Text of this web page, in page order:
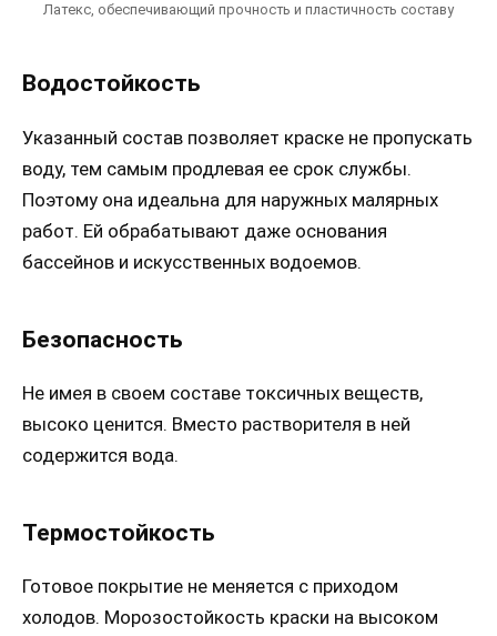
Латекс, обеспечивающий прочность и пластичность составу
Водостойкость
Указанный состав позволяет краске не пропускать
воду, тем самым продлевая ее срок службы.
Поэтому она идеальна для наружных малярных
работ. Ей обрабатывают даже основания
бассейнов и искусственных водоемов.
Безопасность
Не имея в своем составе токсичных веществ,
высоко ценится. Вместо растворителя в ней
содержится вода.
Термостойкость
Готовое покрытие не меняется с приходом
холодов. Морозостойкость краски на высоком